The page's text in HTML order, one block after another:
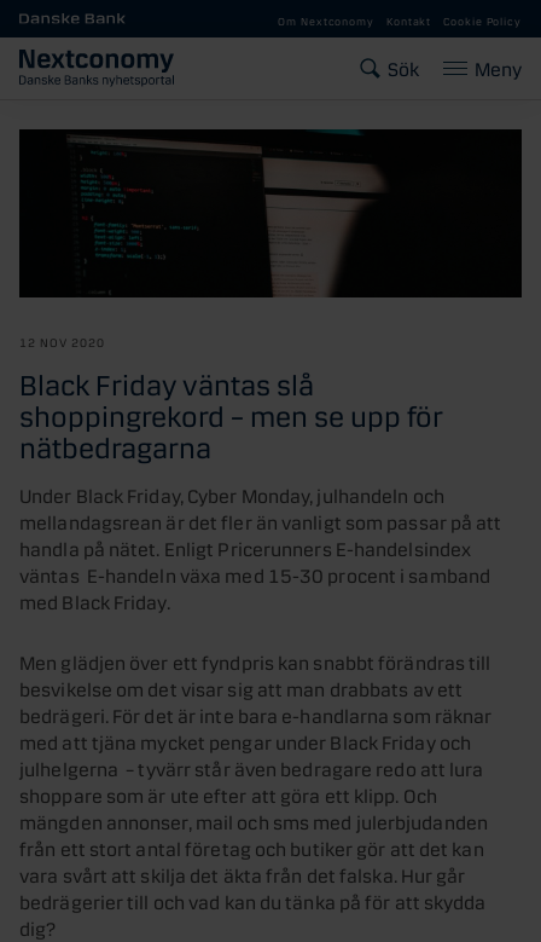
Gå till huvudinnehåll
Om Nextconomy Kontakt Cookie Policy
Sök Meny
12 NOV 2020
Black Friday väntas slå
shoppingrekord – men se upp för
nätbedragarna
Under Black Friday, Cyber Monday, julhandeln och
mellandagsrean är det fler än vanligt som passar på att
handla på nätet. Enligt Pricerunners E-handelsindex
väntas E-handeln växa med 15-30 procent i samband
med Black Friday.
Men glädjen över ett fyndpris kan snabbt förändras till
besvikelse om det visar sig att man drabbats av ett
bedrägeri. För det är inte bara e-handlarna som räknar
med att tjäna mycket pengar under Black Friday och
julhelgerna – tyvärr står även bedragare redo att lura
shoppare som är ute efter att göra ett klipp. Och
mängden annonser, mail och sms med julerbjudanden
från ett stort antal företag och butiker gör att det kan
vara svårt att skilja det äkta från det falska. Hur går
bedrägerier till och vad kan du tänka på för att skydda
dig?